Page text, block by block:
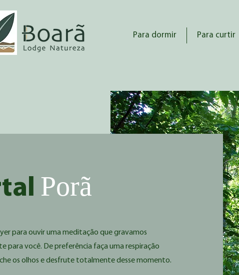
Para dormir Para curtir
Porã
para ouvir uma meditação que gravamos
para você. De preferência faça uma respiração
os olhos e desfrute totalmente desse momento.